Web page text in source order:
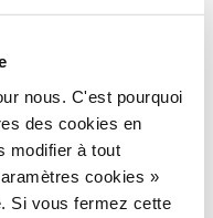
nous. C'est pourquoi
des cookies en
modifier à tout
cookies »
Si vous fermez cette
Sacra di